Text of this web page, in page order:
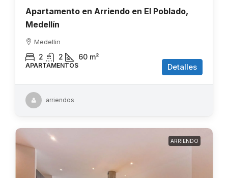
Apartamento en Arriendo en El Poblado,
Medellín
Medellin
2 2 60 m²
APARTAMENTOS Detalles
arriendos
ARRIENDO